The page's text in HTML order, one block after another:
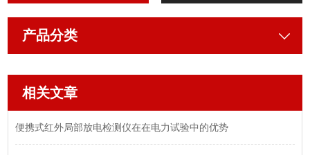
产品分类
相关文章
便携式红外局部放电检测仪在在电力试验中的优势